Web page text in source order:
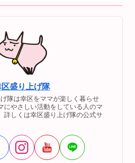
区盛り上げ隊
隊は幸区をママが楽しく暮らせ
にやさしい活動をしている人のマ
詳しくは幸区盛り上げ隊の公式サ